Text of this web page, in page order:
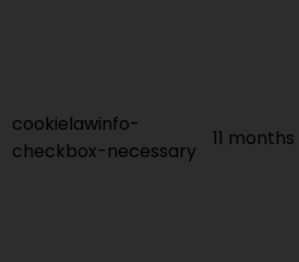
cookielawinfo-
checkbox-necessary
11 months